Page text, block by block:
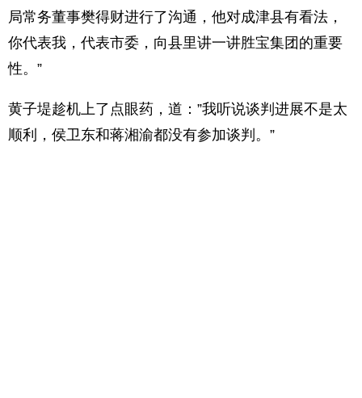
局常务董事樊得财进行了沟通，他对成津县有看法，
你代表我，代表市委，向县里讲一讲胜宝集团的重要
性。”
黄子堤趁机上了点眼药，道：”我听说谈判进展不是太
顺利，侯卫东和蒋湘渝都没有参加谈判。”